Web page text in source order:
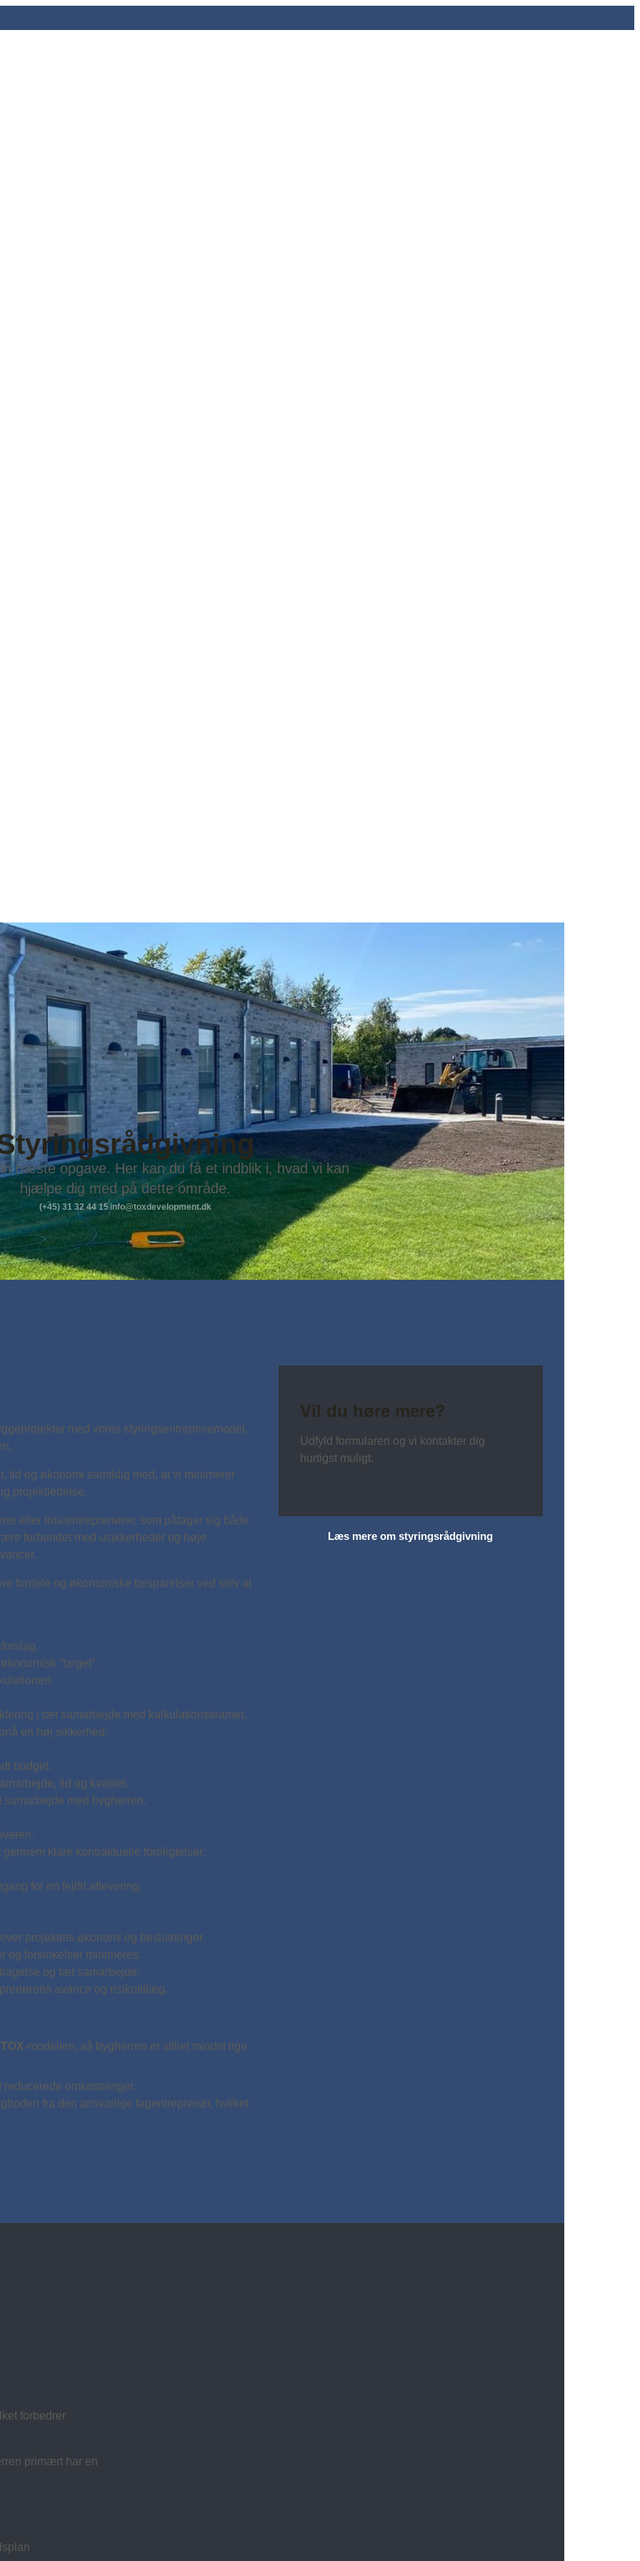
næste opgave. Her kan du få et indblik i, hvad vi kan
hjælpe dig med på dette område.
(+45) 31 32 44 15 info@toxdevelopment.dk
med vores styringsentreprisemodel,
tid og økonomi samtidig med, at vi minimerer
projektledelse.
eller totalentreprenører, som påtager sig både
forbundet med usikkerheder og høje
fordele og økonomiske besparelser ved selv at
”target”.
i tæt samarbejde med kalkulationsteamet.
en høj sikkerhed.
budget.
tid og kvalitet.
med bygherren.
klare kontraktuelle forpligtelser.
for en fejlfri aflevering.
projektets økonomi og beslutninger.
og forsinkelser minimeres.
og tæt samarbejde.
avance og risikotillæg.
TOX-modellen, så bygherren er stillet mindst lige
omkostninger.
fra den ansvarlige fagentreprenør, hvilket
Vil du høre mere?
Udfyld formularen og vi kontakter dig
hurtigst muligt.
Læs mere om styringsrådgivning
forbedrer
primært har en